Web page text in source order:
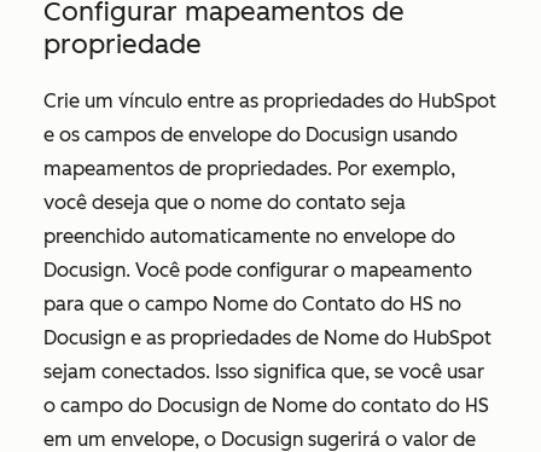
Configurar mapeamentos de
propriedade
Crie um vínculo entre as propriedades do HubSpot
e os campos de envelope do Docusign usando
mapeamentos de propriedades. Por exemplo,
você deseja que o nome do contato seja
preenchido automaticamente no envelope do
Docusign. Você pode configurar o mapeamento
para que o campo Nome do Contato do HS no
Docusign e as propriedades de Nome do HubSpot
sejam conectados. Isso significa que, se você usar
o campo do Docusign de Nome do contato do HS
em um envelope, o Docusign sugerirá o valor de